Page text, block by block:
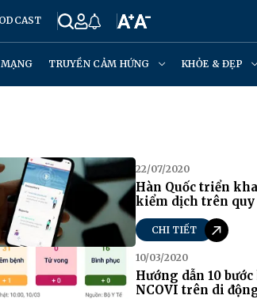
TRUYỀN CẢM HỨNG KHỎE & ĐẸP
22/07/2020
Hàn Quốc triển
kiểm dịch trên quy
CHI TIẾT
10/03/2020
Hướng dẫn 10
NCOVI trên di